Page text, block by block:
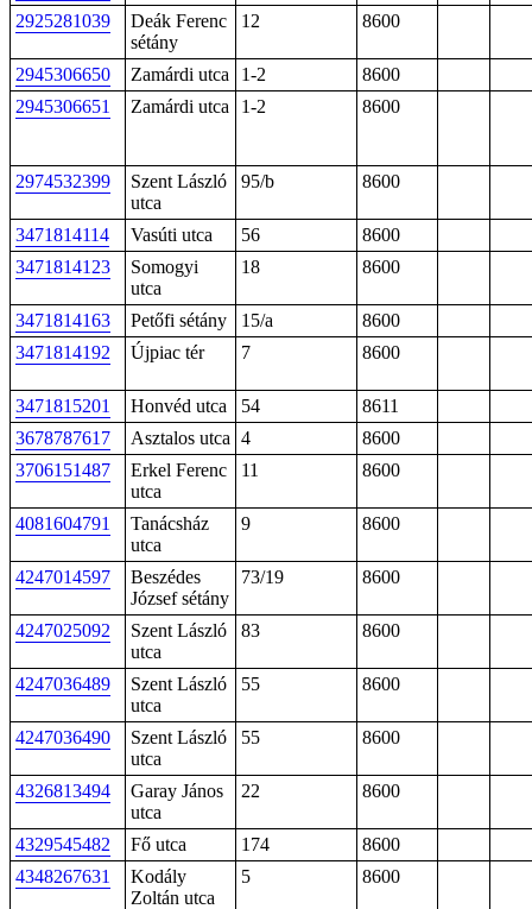
2925281039
Deák Ferenc
sétány
12 8600
2945306650 Zamárdi utca 1-2
8600
2945306651
Zamárdi utca 1-2 8600
2974532399
Szent László
utca
95/b 8600
3471814114 Vasúti utca 56
8600
3471814123
Somogyi
utca
18 8600
3471814163 Petőfi sétány 15/a
8600
3471814192
Újpiac tér 7 8600
3471815201 Honvéd utca 54
8611
3678787617
Asztalos utca 4
8600
3706151487
Erkel Ferenc
utca
11 8600
4081604791
Tanácsház
utca
9 8600
4247014597
Beszédes
József sétány
73/19 8600
4247025092
Szent László
utca
83 8600
4247036489
Szent László
utca
55 8600
4247036490
Szent László
utca
55 8600
4326813494
Garay János
utca
22 8600
4329545482 Fő utca 174
8600
4348267631
Kodály
Zoltán utca
5 8600